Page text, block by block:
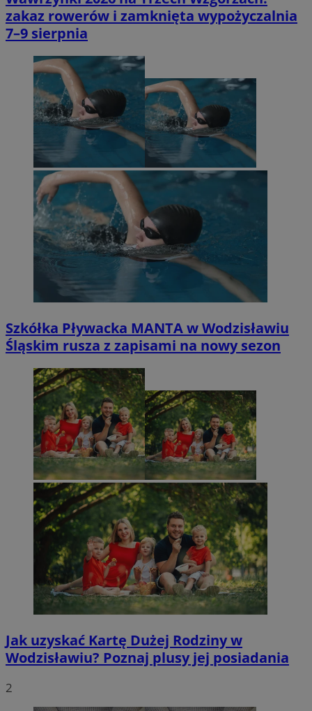
zakaz rowerów i zamknięta wypożyczalnia
7–9 sierpnia
Szkółka Pływacka MANTA w Wodzisławiu
Śląskim rusza z zapisami na nowy sezon
Jak uzyskać Kartę Dużej Rodziny w
Wodzisławiu? Poznaj plusy jej posiadania
2